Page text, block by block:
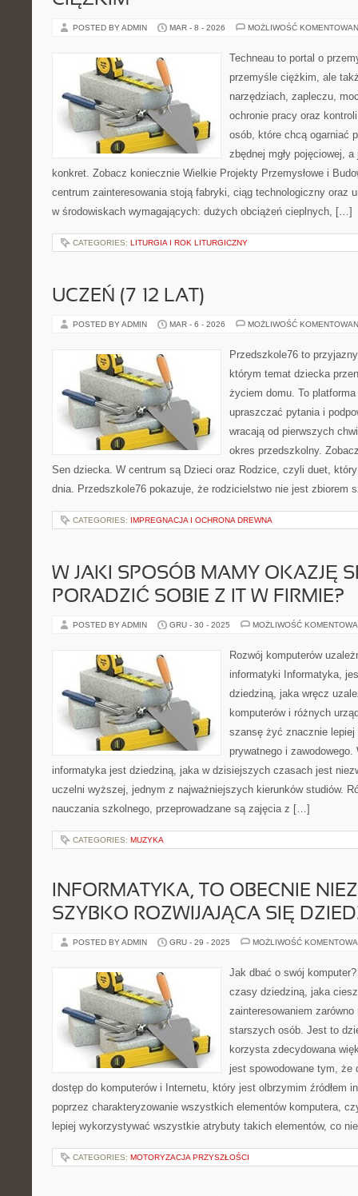
POSTED BY ADMIN MAR - 8 - 2026 MOŻLIWOŚĆ
Techneau to portal o
przemyśle ciężkim, ale
narzędziach, zapleczu,
ochronie pracy oraz
osób, które chcą ogarniać
zbędnej mgły pojęciowej,
konkret. Zobacz koniecznie Wielkie Projekty Przemysłowe i
centrum zainteresowania stoją fabryki, ciąg technologiczny oraz
w środowiskach wymagających: dużych obciążeń cieplnych, […]
CATEGORIES: LITURGIA I ROK LITURGICZNY
UCZEŃ (7–12 LAT)
POSTED BY ADMIN MAR - 6 - 2026 MOŻLIWOŚĆ
Przedszkole76 to
którym temat dziecka
życiem domu. To
upraszczać pytania i
wracają od pierwszych
okres przedszkolny.
Sen dziecka. W centrum są Dzieci oraz Rodzice, czyli duet,
dnia. Przedszkole76 pokazuje, że rodzicielstwo nie jest zbiorem
CATEGORIES: IMPREGNACJA I OCHRONA DREWNA
W JAKI SPOSÓB MAMY OKAZJĘ
PORADZIĆ SOBIE Z IT W FIRMIE?
POSTED BY ADMIN GRU - 30 - 2025 MOŻLIWOŚĆ
Rozwój komputerów
informatyki Informatyka,
dziedziną, jaka wręcz
komputerów i różnych
szansę żyć znacznie
prywatnego i
informatyka jest dziedziną, jaka w dzisiejszych czasach jest
uczelni wyższej, jednym z najważniejszych kierunków studiów.
nauczania szkolnego, przeprowadzane są zajęcia z […]
CATEGORIES: MUZYKA
INFORMATYKA, TO OBECNIE
SZYBKO ROZWIJAJĄCA SIĘ
POSTED BY ADMIN GRU - 29 - 2025 MOŻLIWOŚĆ
Jak dbać o swój
czasy dziedziną, jaka
zainteresowaniem zarówno
starszych osób. Jest to
korzysta zdecydowana
jest spowodowane tym,
dostęp do komputerów i Internetu, który jest olbrzymim źródłem
poprzez charakteryzowanie wszystkich elementów komputera,
lepiej wykorzystywać wszystkie atrybuty takich elementów, co
CATEGORIES: MOTORYZACJA PRZYSZŁOŚCI